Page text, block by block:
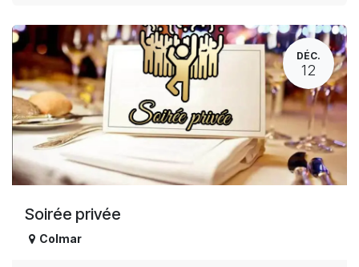
DÉC.
12
Soirée privée
Colmar